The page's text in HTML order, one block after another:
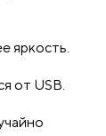
яркость.
от USB.